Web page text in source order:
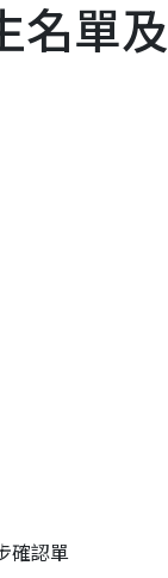
名單及
確認單